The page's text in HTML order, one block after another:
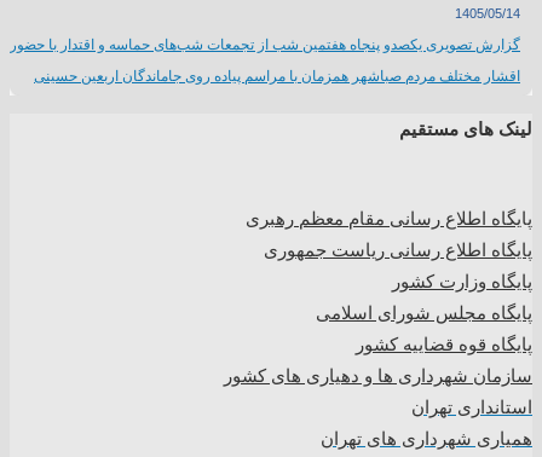
1405/05/14
گزارش تصویری یکصدو پنجاه هفتمین شب از تجمعات شب‌های حماسه و اقتدار با حضور
اقشار مختلف مردم صباشهر همزمان با مراسم پیاده روی جاماندگان اربعین حسینی
لینک های مستقیم
پایگاه اطلاع رسانی مقام معظم رهبری
پایگاه اطلاع رسانی ریاست جمهوری
پایگاه وزارت کشور
پایگاه مجلس شورای اسلامی
پایگاه قوه قضاییه کشور
سازمان شهرداری ها و دهیاری های کشور
استانداری تهران
همیاری شهرداری های تهران